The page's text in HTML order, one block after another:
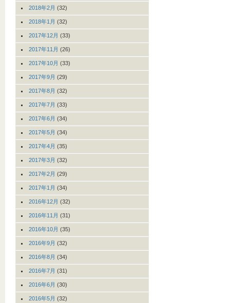
2018年2月 (32)
2018年1月 (32)
2017年12月 (33)
2017年11月 (26)
2017年10月 (33)
2017年9月 (29)
2017年8月 (32)
2017年7月 (33)
2017年6月 (34)
2017年5月 (34)
2017年4月 (35)
2017年3月 (32)
2017年2月 (29)
2017年1月 (34)
2016年12月 (32)
2016年11月 (31)
2016年10月 (35)
2016年9月 (32)
2016年8月 (34)
2016年7月 (31)
2016年6月 (30)
2016年5月 (32)